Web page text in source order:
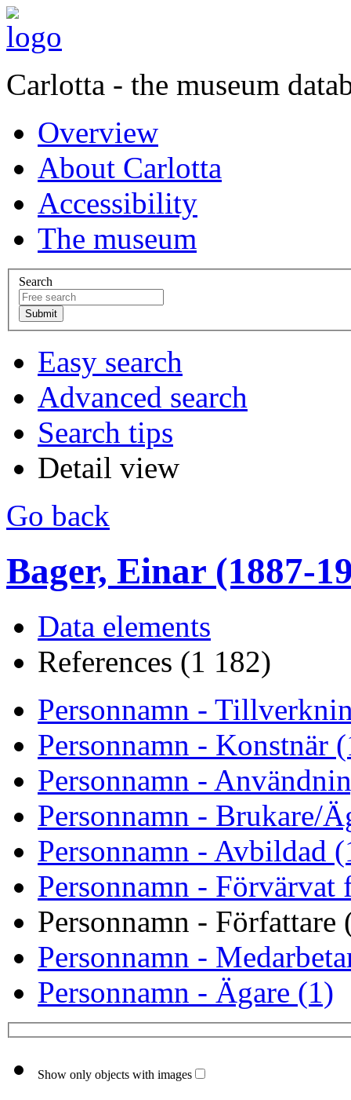
Carlotta - the museum
Overview
About Carlotta
Accessibility
The museum
Search
Easy search
Advanced search
Search tips
Detail view
Go back
Bager, Einar (1887-
Data elements
References (1 182)
Personnamn -
Personnamn - Konstnär
Personnamn -
Personnamn - Brukare/
Personnamn - Avbildad
Personnamn - Förvärvat
Personnamn - Författare
Personnamn -
Personnamn - Ägare (1)
Show only objects with images